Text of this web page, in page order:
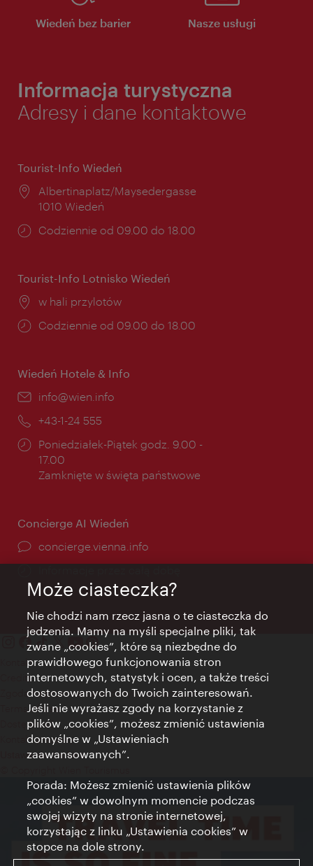
Wiedeń bez barier Nasze usługi
Informacja turystyczna
Adresy i dane kontaktowe
Tourist-Info Wiedeń
Miejsce:
Albertinaplatz/Maysedergasse
1010 Wiedeń
Godziny
Codziennie od 09.00 do 18.00
Tourist-Info Lotnisko Wiedeń
Miejsce:
w hali przylotów
Godziny
Codziennie od 09.00 do 18.00
Wiedeń Hotele & Info
E-
info@wien.info
Telefon:
+43-1-24 555
Godziny
otwarcia:
Poniedziałek-Piątek godz. 9.00 -
17.00
Zamknięte w święta państwowe
Concierge AI Wiedeń
concierge.vienna.info
Kontakt
Credits
Zgoda na przetwarzanie danych osobowych
Terms of Use
Dostępność
Kontakt prasowy
Ustawienia cookies
Może ciasteczka?
Nie chodzi nam rzecz jasna o te ciasteczka do
jedzenia. Mamy na myśli specjalne pliki, tak
zwane „cookies”, które są niezbędne do
prawidłowego funkcjonowania stron
internetowych, statystyk i ocen, a także treści
dostosowanych do Twoich zainteresowań.
Jeśli nie wyrażasz zgody na korzystanie z
plików „cookies”, możesz zmienić ustawienia
domyślne w „Ustawieniach
zaawansowanych”.
Porada: Możesz zmienić ustawienia plików
„cookies” w dowolnym momencie podczas
swojej wizyty na stronie internetowej,
korzystając z linku „Ustawienia cookies” w
stopce na dole strony.